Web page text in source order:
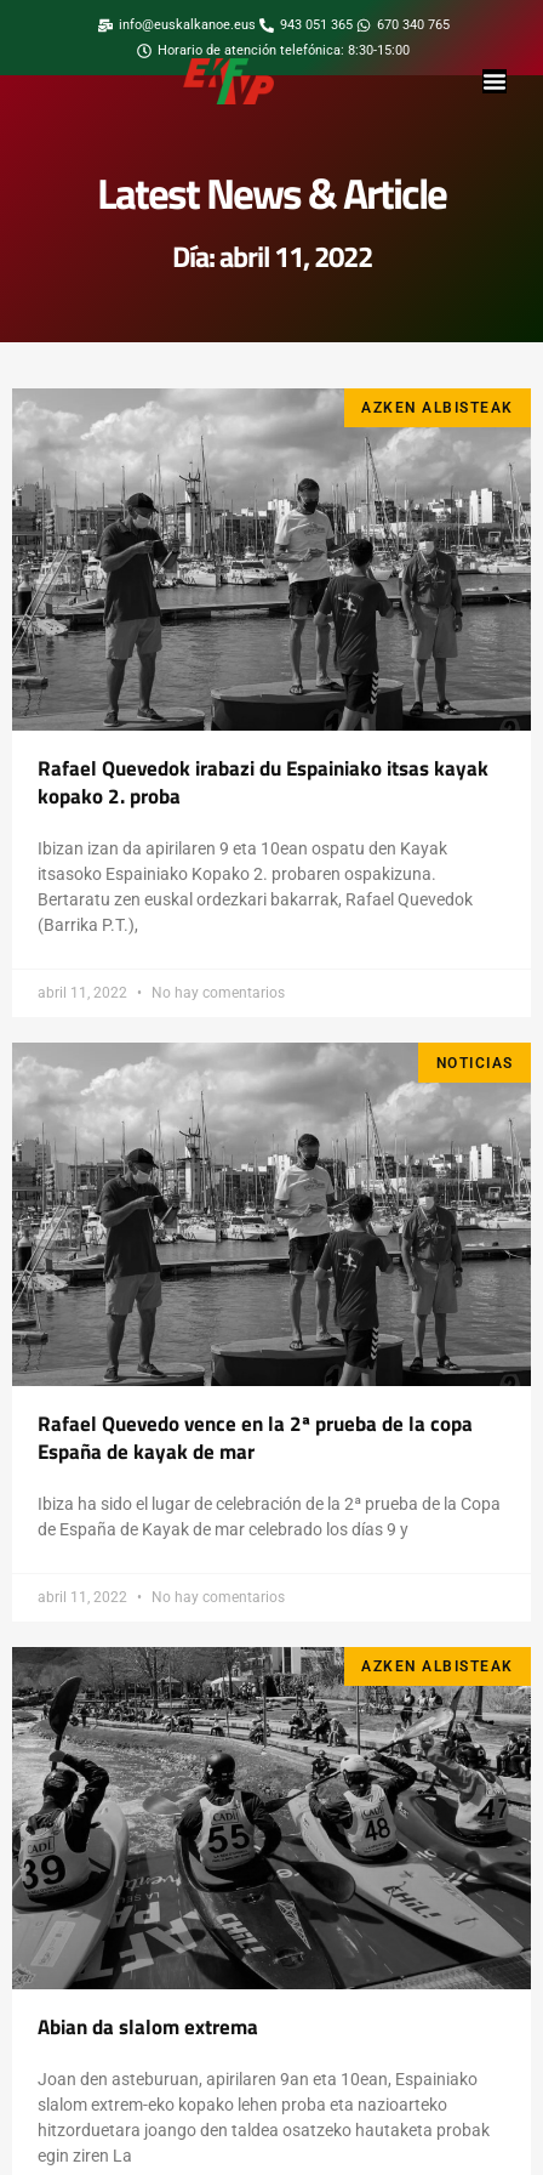
info@euskalkanoe.eus 943 051 365
670 340 765
Horario de atención telefónica: 8:30-15:00
Latest News & Article
Día: abril 11, 2022
AZKEN ALBISTEAK
Rafael Quevedok irabazi du Espainiako itsas kayak
kopako 2. proba
Ibizan izan da apirilaren 9 eta 10ean ospatu den Kayak
itsasoko Espainiako Kopako 2. probaren ospakizuna.
Bertaratu zen euskal ordezkari bakarrak, Rafael Quevedok
(Barrika P.T.),
abril 11, 2022 No hay comentarios
NOTICIAS
Rafael Quevedo vence en la 2ª prueba de la copa
España de kayak de mar
Ibiza ha sido el lugar de celebración de la 2ª prueba de la Copa
de España de Kayak de mar celebrado los días 9 y
abril 11, 2022 No hay comentarios
AZKEN ALBISTEAK
Abian da slalom extrema
Joan den asteburuan, apirilaren 9an eta 10ean, Espainiako
slalom extrem-eko kopako lehen proba eta nazioarteko
hitzorduetara joango den taldea osatzeko hautaketa probak
egin ziren La